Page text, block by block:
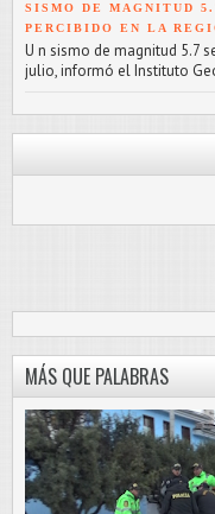
SISMO DE MAGNITUD
PERCIBIDO EN LA
U n sismo de magnitud 5.7
julio, informó el Instituto
MÁS QUE PALABRAS